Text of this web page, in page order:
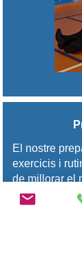
El nostre
exercicis i
de millorar el